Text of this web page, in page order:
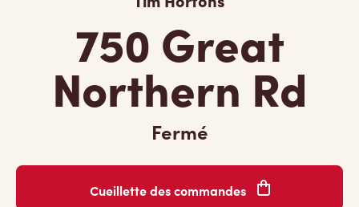
750 Great
Northern Rd
Fermé
Cueillette des commandes